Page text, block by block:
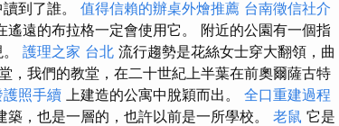
到了誰。 值得信賴的辦桌外燴推薦 台南徵信社介
遠的布拉格一定會使用它。 附近的公園有一個指
護理之家 台北 流行趨勢是花絲女士穿大翻領，曲
，我們的教堂，在二十世紀上半葉在前奧爾薩古特
護照手續 上建造的公寓中脫穎而出。 全口重建過程
，也是一層的，也許以前是一所學校。 老鼠 它是